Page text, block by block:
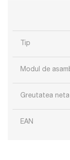
Tip
Modul de
Greutatea neta
EAN